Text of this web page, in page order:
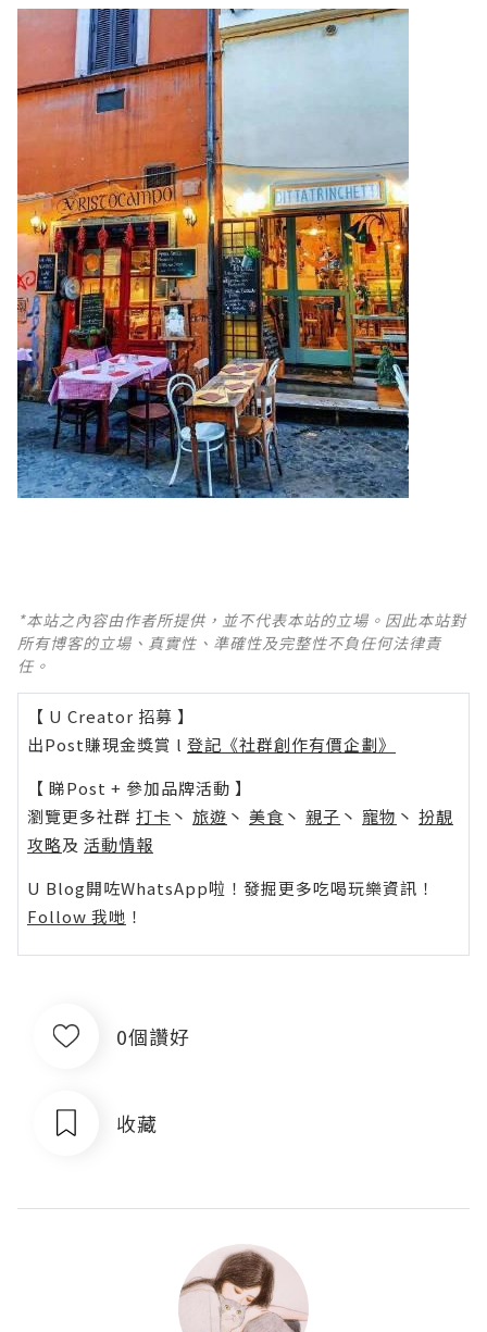
*本站之內容由作者所提供，並不代表本站的立場。因此本站對
所有博客的立場、真實性、準確性及完整性不負任何法律責
任。
【 U Creator 招募 】
出Post賺現金獎賞 l 登記《社群創作有價企劃》
【 睇Post + 參加品牌活動 】
瀏覽更多社群 打卡 丶 旅遊 丶 美食 丶 親子 丶 寵物 丶 扮靚
攻略及 活動情報
U Blog開咗WhatsApp啦！發掘更多吃喝玩樂資訊！
Follow 我哋 ！
0個讚好
收藏